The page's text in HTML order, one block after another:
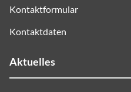
Kontaktformular
Kontaktdaten
Aktuelles